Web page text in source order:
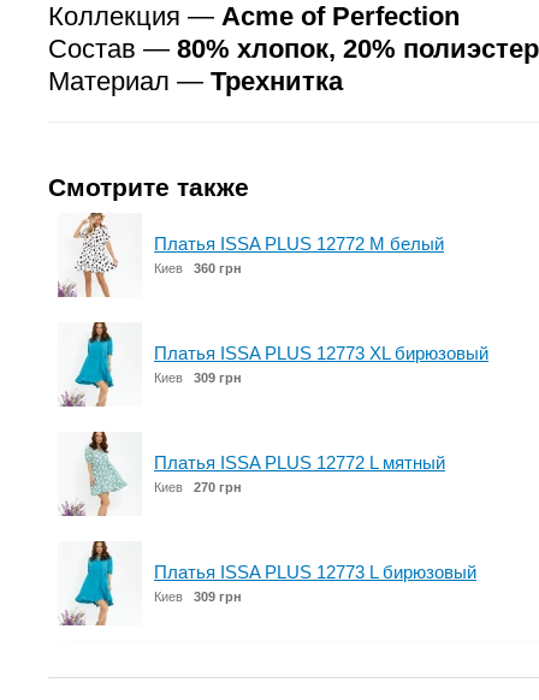
Коллекция — Аcme of Perfection
Состав — 80% хлопок, 20% полиэстер
Материал — Трехнитка
Смотрите также
Платья ISSA PLUS 12772 M белый
Киев 360 грн
Платья ISSA PLUS 12773 XL бирюзовый
Киев 309 грн
Платья ISSA PLUS 12772 L мятный
Киев 270 грн
Платья ISSA PLUS 12773 L бирюзовый
Киев 309 грн